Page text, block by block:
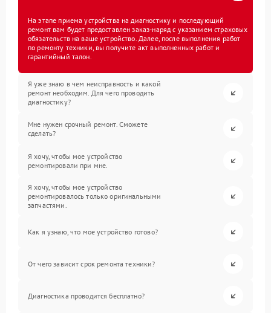
На этапе приема устройства на диагностику и последующий
ремонт вам будет предоставлен заказ-наряд с указанием страховых
обязательств на ваше устройство. Далее, после выполнения работ
по ремонту техники, вы получите акт выполненных работ и
гарантийный талон.
Я уже знаю в чем неисправность и какой
ремонт необходим. Для чего проводить
диагностику?
Мне нужен срочный ремонт. Сможете
сделать?
Я хочу, чтобы мое устройство
ремонтировали при мне.
Я хочу, чтобы мое устройство
ремонтировалось только оригинальными
запчастями.
Как я узнаю, что мое устройство готово?
От чего зависит срок ремонта техники?
Диагностика проводится бесплатно?